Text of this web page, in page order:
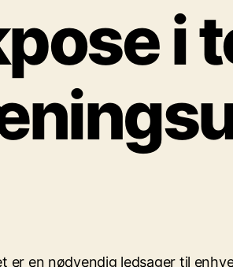
i
en nødvendig ledsager til